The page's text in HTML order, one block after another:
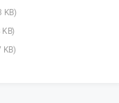
KB)
KB)